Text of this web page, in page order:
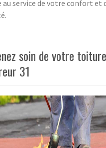
au service de votre confort et
soin de votre
31